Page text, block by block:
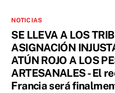
NOTICIAS
SE LLEVA A LOS
ASIGNACIÓN
ATÚN ROJO A LOS
ARTESANALES - El
Francia será